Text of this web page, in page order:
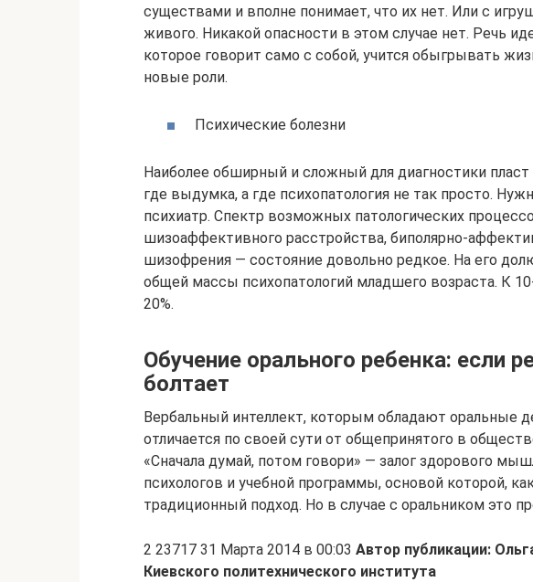
существами и вполне понимает, что их нет. Или с
живого. Никакой опасности в этом случае нет. Речь
которое говорит само с собой, учится обыгрывать
новые роли.
Психические болезни
Наиболее обширный и сложный для диагностики пласт
где выдумка, а где психопатология не так просто.
психиатр. Спектр возможных патологических
шизоаффективного расстройства, биполярно-
шизофрения — состояние довольно редкое. На его
общей массы психопатологий младшего возраста. К
20%.
Обучение орального ребенка: если
болтает
Вербальный интеллект, которым обладают оральные
отличается по своей сути от общепринятого в
«Сначала думай, потом говори» — залог здорового
психологов и учебной программы, основой которой,
традиционный подход. Но в случае с оральником это
2 23717 31 Марта 2014 в 00:03 Автор публикации:
Киевского политехнического института